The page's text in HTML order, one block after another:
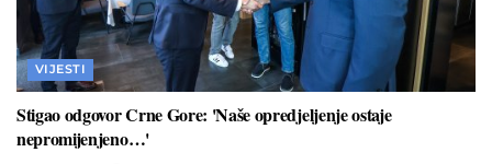
VIJESTI
Stigao odgovor Crne Gore: 'Naše opredjeljenje ostaje
nepromijenjeno…'